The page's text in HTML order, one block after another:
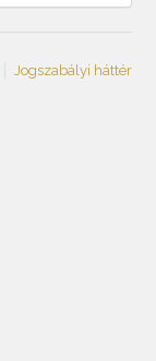
Jogszabályi háttér